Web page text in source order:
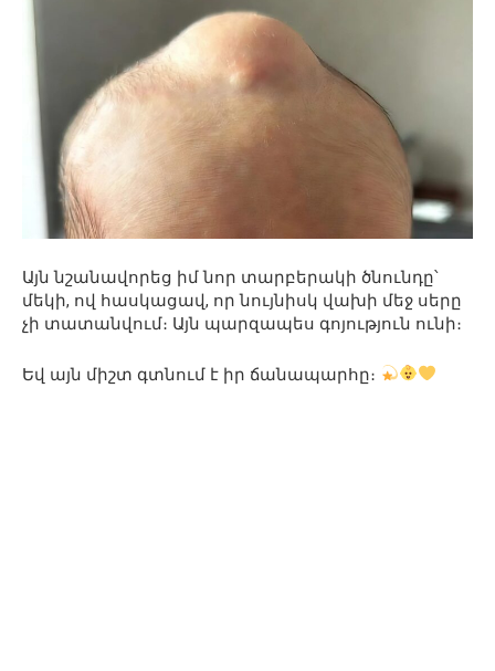
Այն նշանավորեց իմ նոր տարբերակի ծնունդը՝
մեկի, ով հասկացավ, որ նույնիսկ վախի մեջ սերը
չի տատանվում։ Այն պարզապես գոյություն ունի։
Եվ այն միշտ գտնում է իր ճանապարհը։